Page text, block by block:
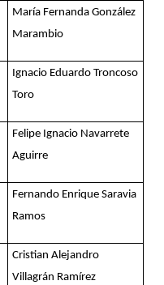
María Fernanda González
Marambio
Ignacio Eduardo Troncoso
Toro
Felipe Ignacio Navarrete
Aguirre
Fernando Enrique Saravia
Ramos
Cristian Alejandro
Villagrán Ramírez